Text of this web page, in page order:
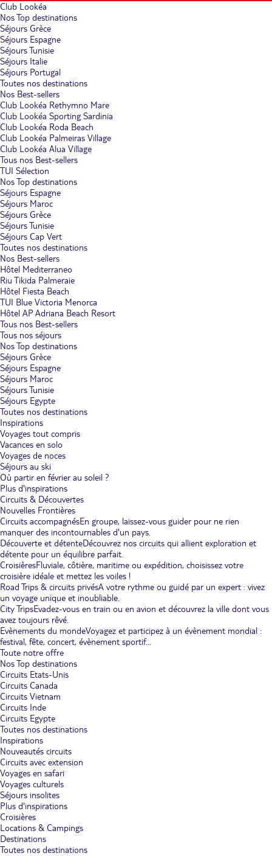
Club Lookéa
Nos Top destinations
Séjours Grèce
Séjours Espagne
Séjours Tunisie
Séjours Italie
Séjours Portugal
Toutes nos destinations
Nos Best-sellers
Club Lookéa Rethymno Mare
Club Lookéa Sporting Sardinia
Club Lookéa Roda Beach
Club Lookéa Palmeiras Village
Club Lookéa Alua Village
Tous nos Best-sellers
TUI Sélection
Nos Top destinations
Séjours Espagne
Séjours Maroc
Séjours Grèce
Séjours Tunisie
Séjours Cap Vert
Toutes nos destinations
Nos Best-sellers
Hôtel Mediterraneo
Riu Tikida Palmeraie
Hôtel Fiesta Beach
TUI Blue Victoria Menorca
Hôtel AP Adriana Beach Resort
Tous nos Best-sellers
Tous nos séjours
Nos Top destinations
Séjours Grèce
Séjours Espagne
Séjours Maroc
Séjours Tunisie
Séjours Egypte
Toutes nos destinations
Inspirations
Voyages tout compris
Vacances en solo
Voyages de noces
Séjours au ski
Où partir en février au soleil ?
Plus d'inspirations
Circuits & Découvertes
Nouvelles Frontières
Circuits accompagnésEn groupe, laissez-vous guider pour ne rien
manquer des incontournables d'un pays.
Découverte et détenteDécouvrez nos circuits qui allient exploration et
détente pour un équilibre parfait.
CroisièresFluviale, côtière, maritime ou expédition, choisissez votre
croisière idéale et mettez les voiles !
Road Trips & circuits privésA votre rythme ou guidé par un expert : vivez
un voyage unique et inoubliable.
City TripsEvadez-vous en train ou en avion et découvrez la ville dont vous
avez toujours rêvé.
Evènements du mondeVoyagez et participez à un évènement mondial :
festival, fête, concert, évènement sportif...
Toute notre offre
Nos Top destinations
Circuits Etats-Unis
Circuits Canada
Circuits Vietnam
Circuits Inde
Circuits Egypte
Toutes nos destinations
Inspirations
Nouveautés circuits
Circuits avec extension
Voyages en safari
Voyages culturels
Séjours insolites
Plus d'inspirations
Croisières
Locations & Campings
Destinations
Toutes nos destinations